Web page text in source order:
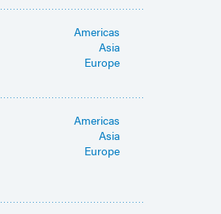
Americas
Asia
Europe
Americas
Asia
Europe